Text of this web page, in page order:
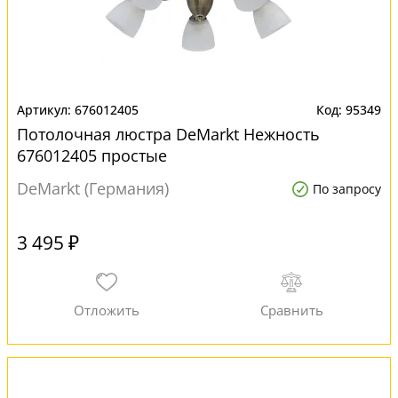
676012405 95349
Потолочная люстра DeMarkt Нежность
676012405 простые
DeMarkt (Германия)
По запросу
3 495 ₽